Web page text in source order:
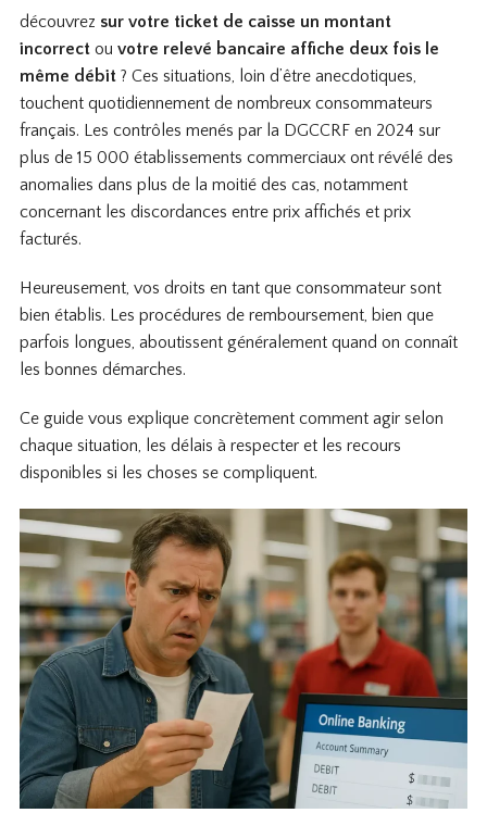
découvrez sur votre ticket de caisse un montant
incorrectou votre relevé bancaire affiche deux fois le
même débit? Ces situations, loin d’être anecdotiques,
touchent quotidiennement de nombreux consommateurs
français. Les contrôles menés par la DGCCRF en 2024 sur
plus de 15 000 établissements commerciaux ont révélé des
anomalies dans plus de la moitié des cas, notamment
concernant les discordances entre prix affichés et prix
facturés.
Heureusement, vos droits en tant que consommateur sont
bien établis. Les procédures de remboursement, bien que
parfois longues, aboutissent généralement quand on connaît
les bonnes démarches.
Ce guide vous explique concrètement comment agir selon
chaque situation, les délais à respecter et les recours
disponibles si les choses se compliquent.